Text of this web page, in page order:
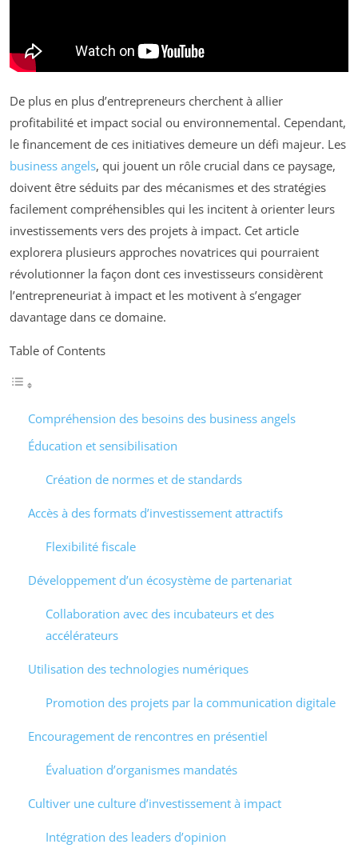
De plus en plus d’entrepreneurs cherchent à allier
profitabilité et impact social ou environnemental. Cependant,
le financement de ces initiatives demeure un défi majeur. Les
business angels, qui jouent un rôle crucial dans ce paysage,
doivent être séduits par des mécanismes et des stratégies
facilement compréhensibles qui les incitent à orienter leurs
investissements vers des projets à impact. Cet article
explorera plusieurs approches novatrices qui pourraient
révolutionner la façon dont ces investisseurs considèrent
l’entrepreneuriat à impact et les motivent à s’engager
davantage dans ce domaine.
Table of Contents
Compréhension des besoins des business angels
Éducation et sensibilisation
Création de normes et de standards
Accès à des formats d’investissement attractifs
Flexibilité fiscale
Développement d’un écosystème de partenariat
Collaboration avec des incubateurs et des
accélérateurs
Utilisation des technologies numériques
Promotion des projets par la communication digitale
Encouragement de rencontres en présentiel
Évaluation d’organismes mandatés
Cultiver une culture d’investissement à impact
Intégration des leaders d’opinion